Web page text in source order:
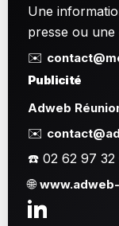
Une
presse ou une
✉️
Publicité
Adweb
✉️
☎️ 02 62 97 32
🌐